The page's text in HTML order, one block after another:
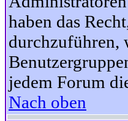
haben das
durchzuführen,
jedem Forum
Nach oben